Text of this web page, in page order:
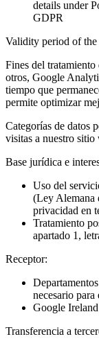
details under
GDPR
Validity period of the
Fines del tratamiento
otros, Google
tiempo que
permite optimizar
Categorías de datos
visitas a nuestro
Base jurídica e
Uso del
(Ley Alemana
privacidad en
Tratamiento
apartado 1,
Receptor:
necesario
Google
Transferencia a